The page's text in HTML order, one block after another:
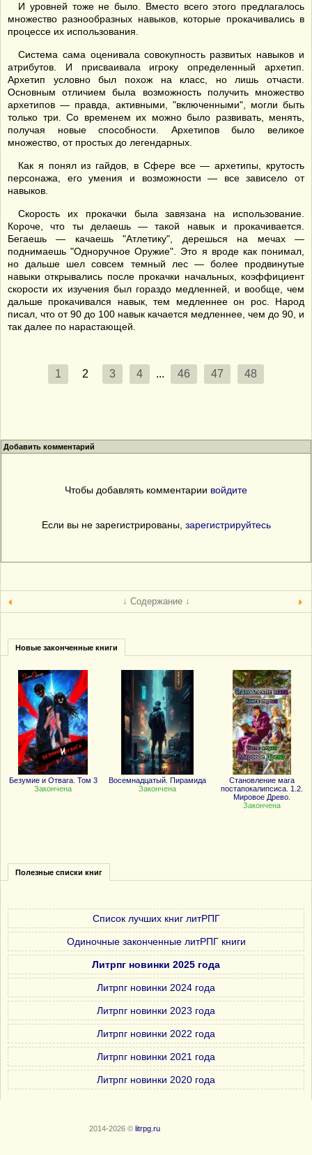
И уровней тоже не было. Вместо всего этого предлагалось
множество разнообразных навыков, которые прокачивались в
процессе их использования.
Система сама оценивала совокупность развитых навыков и
атрибутов. И присваивала игроку определенный архетип.
Архетип условно был похож на класс, но лишь отчасти.
Основным отличием была возможность получить множество
архетипов — правда, активными, "включенными", могли быть
только три. Со временем их можно было развивать, менять,
получая новые способности. Архетипов было великое
множество, от простых до легендарных.
Как я понял из гайдов, в Сфере все — архетипы, крутость
персонажа, его умения и возможности — все зависело от
навыков.
Скорость их прокачки была завязана на использование.
Короче, что ты делаешь — такой навык и прокачивается.
Бегаешь — качаешь "Атлетику", дерешься на мечах —
поднимаешь "Одноручное Оружие". Это я вроде как понимал,
но дальше шел совсем темный лес — более продвинутые
навыки открывались после прокачки начальных, коэффициент
скорости их изучения был гораздо медленней, и вообще, чем
дальше прокачивался навык, тем медленнее он рос. Народ
писал, что от 90 до 100 навык качается медленнее, чем до 90, и
так далее по нарастающей.
1 2 3 4 ... 46 47 48
Добавить комментарий
Чтобы добавлять комментарии войдите
Если вы не зарегистрированы, зарегистрируйтесь
↓ Содержание ↓
Новые законченные книги
Безумие и Отвага. Том 3
Закончена
Восемнадцатый. Пирамида
Закончена
Становление мага
постапокалипсиса. 1.2.
Мировое Древо.
Закончена
Полезные списки книг
Список лучших книг литРПГ
Одиночные законченные литРПГ книги
Литрпг новинки 2025 года
Литрпг новинки 2024 года
Литрпг новинки 2023 года
Литрпг новинки 2022 года
Литрпг новинки 2021 года
Литрпг новинки 2020 года
2014-2026 © litrpg.ru